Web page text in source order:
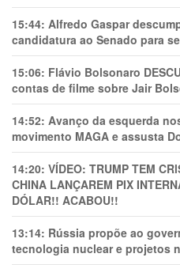
15:44: Alfredo Gaspar
candidatura ao Senado para
15:06: Flávio Bolsonaro
contas de filme sobre Jair
14:52: Avanço da esquerda
movimento MAGA e assusta
14:20: VÍDEO: TRUMP TEM
CHINA LANÇAREM PIX
DÓLAR!! ACABOU!!
13:14: Rússia propõe ao
tecnologia nuclear e projetos